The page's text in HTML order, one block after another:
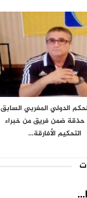
الدولي المغربي السابق
ضمن فريق من خبراء
التحكيم الأفارقة…